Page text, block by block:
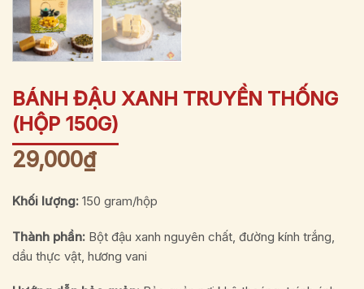
BÁNH ĐẬU XANH TRUYỀN THỐNG
(HỘP 150G)
29,000₫
Khối lượng: 150 gram/hộp
Thành phần: Bột đậu xanh nguyên chất, đường kính trắng,
dầu thực vật, hương vani